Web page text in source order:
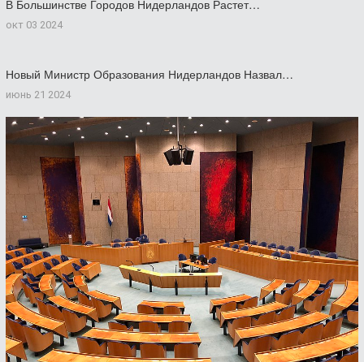
В Большинстве Городов Нидерландов Растет…
окт 03 2024
Новый Министр Образования Нидерландов Назвал…
июнь 21 2024